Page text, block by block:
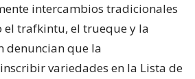
intercambios tradicionales
el trafkintu, el trueque y la
denuncian que la
variedades en la Lista de